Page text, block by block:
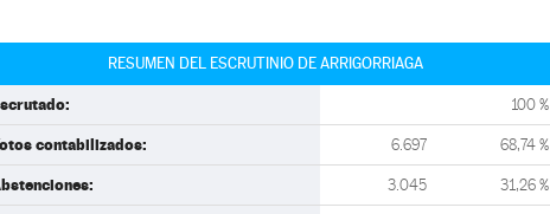
RESUMEN DEL ESCRUTINIO DE ARRIGORRIAGA
100 %
contabilizados: 6.697 68,74 %
3.045 31,26 %